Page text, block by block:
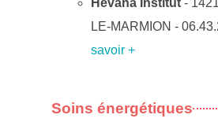
Hevana Institut-
LE-MARMION -
savoir +
Soins énergétiques